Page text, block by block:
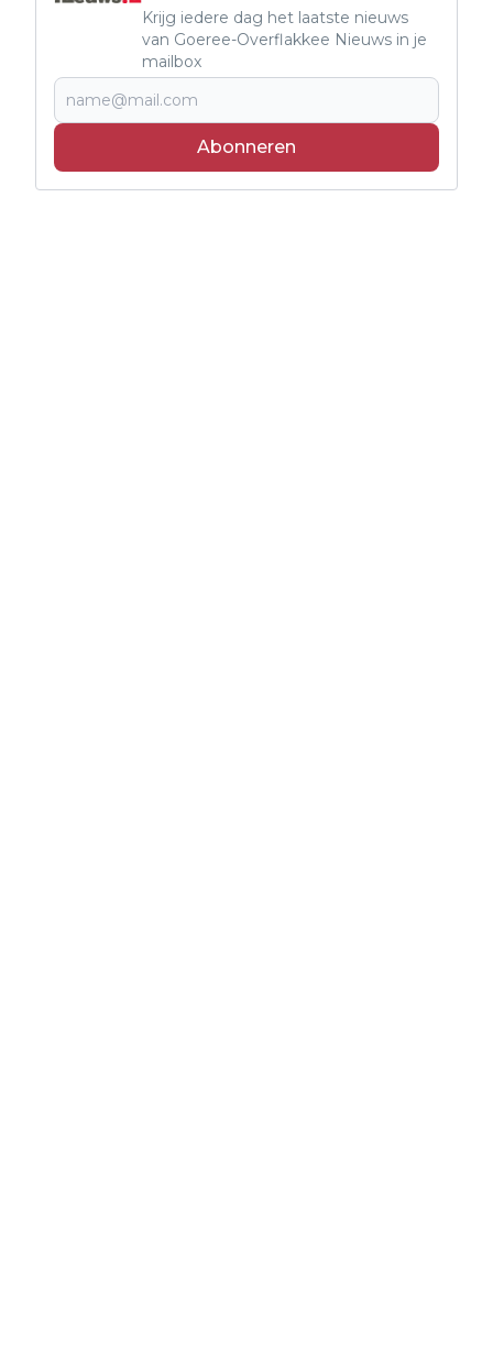
Krijg iedere dag het laatste nieuws
van Goeree-Overflakkee Nieuws in je
mailbox
Abonneren